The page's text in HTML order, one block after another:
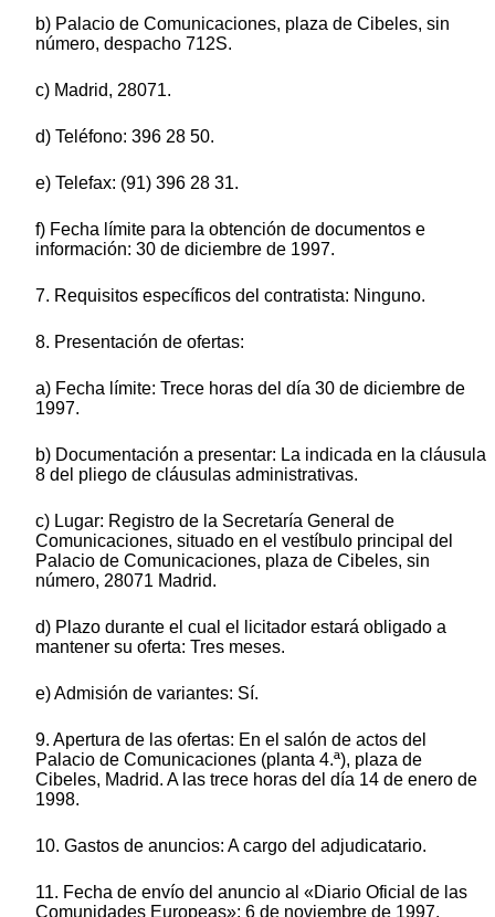
b) Palacio de Comunicaciones, plaza de Cibeles, sin
número, despacho 712S.
c) Madrid, 28071.
d) Teléfono: 396 28 50.
e) Telefax: (91) 396 28 31.
f) Fecha límite para la obtención de documentos e
información: 30 de diciembre de 1997.
7. Requisitos específicos del contratista: Ninguno.
8. Presentación de ofertas:
a) Fecha límite: Trece horas del día 30 de diciembre de
1997.
b) Documentación a presentar: La indicada en la cláusula
8 del pliego de cláusulas administrativas.
c) Lugar: Registro de la Secretaría General de
Comunicaciones, situado en el vestíbulo principal del
Palacio de Comunicaciones, plaza de Cibeles, sin
número, 28071 Madrid.
d) Plazo durante el cual el licitador estará obligado a
mantener su oferta: Tres meses.
e) Admisión de variantes: Sí.
9. Apertura de las ofertas: En el salón de actos del
Palacio de Comunicaciones (planta 4.ª), plaza de
Cibeles, Madrid. A las trece horas del día 14 de enero de
1998.
10. Gastos de anuncios: A cargo del adjudicatario.
11. Fecha de envío del anuncio al «Diario Oficial de las
Comunidades Europeas»: 6 de noviembre de 1997.